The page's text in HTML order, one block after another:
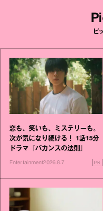
ピ
恋も、笑いも、ミステリーも。
次が気になり続ける！ 1話15分
ドラマ『バカンスの法則』
Entertainment2026.8.7 PR